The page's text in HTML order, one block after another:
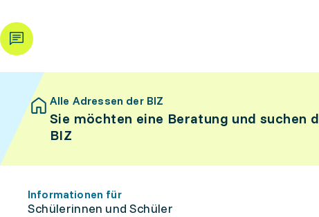
Alle Adressen der BIZ
Sie möchten eine Beratung und suchen
BIZ
Informationen für
Schülerinnen und Schüler